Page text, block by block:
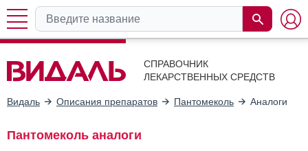
СПРАВОЧНИК
ЛЕКАРСТВЕННЫХ СРЕДСТВ
Видаль Описания препаратов Пантомеколь Аналоги
Пантомеколь аналоги